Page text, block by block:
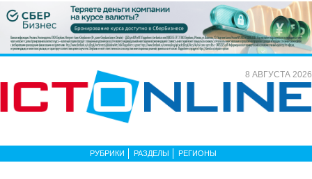
8 АВГУСТА 2026
РУБРИКИ РАЗДЕЛЫ РЕГИОНЫ